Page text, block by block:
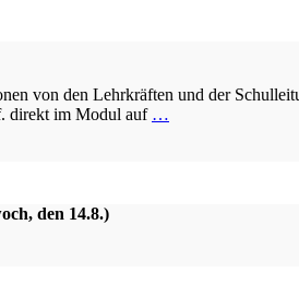
von den Lehrkräften und der
direkt im Modul auf …
den 14.8.)